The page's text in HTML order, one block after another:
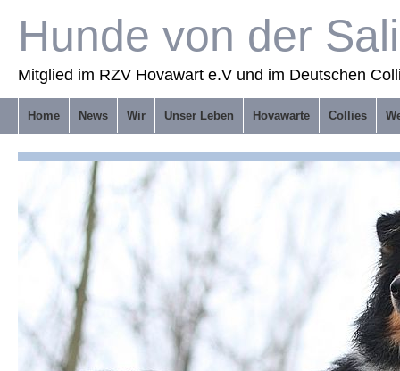
Hunde von der
Mitglied im RZV Hovawart e.V und im Deutschen
Home News Wir Unser Leben Hovawarte Collies